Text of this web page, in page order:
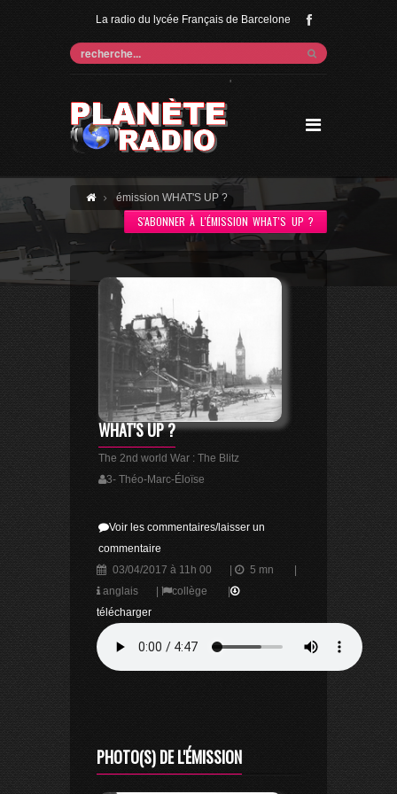
La radio du lycée Français de Barcelone
'
émission WHAT'S UP ?
S'ABONNER À L'ÉMISSION WHAT'S UP ?
WHAT'S UP ?
The 2nd world War : The Blitz
3- Théo-Marc-Éloïse
Voir les commentaires/laisser un
commentaire
03/04/2017 à 11h 00
| 5 mn
|
anglais
| collège
|
télécharger
PHOTO(S) DE L'ÉMISSION